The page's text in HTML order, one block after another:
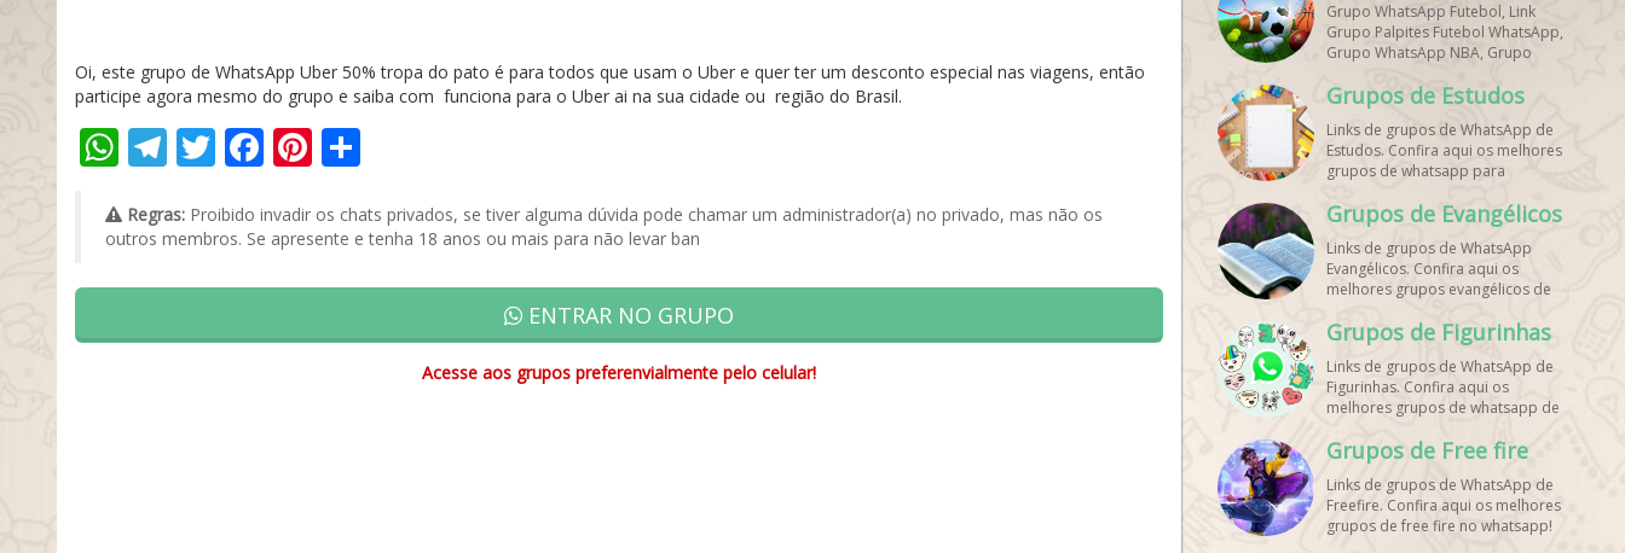
Oi, este grupo de WhatsApp Uber 50% tropa do pato é para todos que usam o Uber e quer ter um desconto especial nas viagens, então
participe agora mesmo do grupo e saiba com funciona para o Uber ai na sua cidade ou região do Brasil.
WhatsApp
Telegram
Twitter
Facebook
Pinterest
Regras: Proibido invadir os chats privados, se tiver alguma dúvida pode chamar um administrador(a) no privado, mas não os
outros membros. Se apresente e tenha 18 anos ou mais para não levar ban
ENTRAR NO GRUPO
Acesse aos grupos preferenvialmente pelo celular!
Grupo WhatsApp Futebol, Link
Grupo Palpites Futebol WhatsApp,
Grupo WhatsApp NBA, Grupo
WhatsApp Treino, Grupo
WhatsApp Notícias Esportes,
Grupo de Debates Esportivos
WhatsApp, Grupo de Torcedores
[Nome do Time] WhatsApp, Link
Grupo WhatsApp Dicas de Treino,
Grupo WhatsApp Futebol Ao Vivo.
Grupo WhatsApp Esporte, Grupos
de Esporte WhatsApp, WhatsApp
Esportes, Comunidade Esportiva
WhatsApp, Link Grupo WhatsApp
Esporte. Link Grupo WhatsApp
Esporte, Grupo WhatsApp Futebol,
Link Grupo Palpites Futebol
WhatsApp, Grupo WhatsApp NBA,
Grupos de Estudos
Links de grupos de WhatsApp de
Estudos. Confira aqui os melhores
grupos de whatsapp para
Grupos de Evangélicos
Links de grupos de WhatsApp
Evangélicos. Confira aqui os
melhores grupos evangélicos de
Grupos de Figurinhas
Links de grupos de WhatsApp de
Figurinhas. Confira aqui os
melhores grupos de whatsapp de
Grupos de Free fire
Links de grupos de WhatsApp de
Freefire. Confira aqui os melhores
grupos de free fire no whatsapp!